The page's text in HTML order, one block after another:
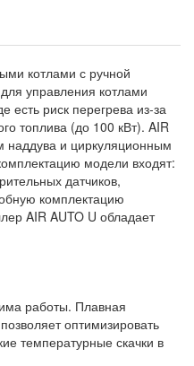
котлами с ручной
управления котлами
есть риск перегрева из-за
топлива (до 100 кВт). AIR
наддува и циркуляционным
модели входят:
датчиков,
комплектацию
AIR AUTO U обладает
работы. Плавная
оптимизировать
температурные скачки в